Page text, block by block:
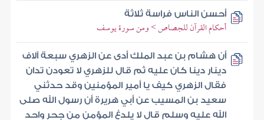
أحسن الناس فراسة ثلاثة
أحكام القرآن للجصاص > ومن سورة يوسف
أن هشام بن عبد الملك أدى عن الزهري سبعة آلاف
دينار دينا كان عليه ثم قال للزهري لا تعودن تدان
فقال الزهري كيف يا أمير المؤمنين وقد حدثني
سعيد بن المسيب عن أبي هريرة أن رسول الله صلى
الله عليه وسلم قال لا يلدغ المؤمن من جحر واحد